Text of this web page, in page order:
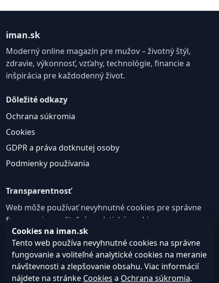
iman.sk
Moderný online magazín pre mužov – životný štýl,
zdravie, výkonnosť, vzťahy, technológie, financie a
inšpirácia pre každodenný život.
Dôležité odkazy
Ochrana súkromia
Cookies
GDPR a práva dotknutej osoby
Podmienky používania
Transparentnosť
Web môže používať nevyhnutné cookies pre správne
fungovanie a voliteľné analytické cookies na
zlepšovanie obsahu a používateľskej skúsenosti.
Nastavenie cookies
Cookies na iman.sk
Tento web používa nevyhnutné cookies na správne
fungovanie a voliteľné analytické cookies na meranie
návštevnosti a zlepšovanie obsahu. Viac informácií
nájdete na stránke Cookies a Ochrana súkromia.